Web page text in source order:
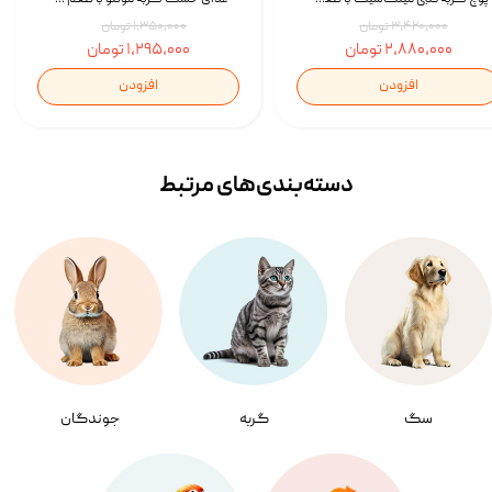
۱,۳۵۰,۰۰۰ تومان
۱,۲۹۵,۰۰۰ تومان
افزودن
۳,۴۲۰,۰۰۰ تومان
۲,۸۸۰,۰۰۰ تومان
افزودن
سگ گربه جوندگان
دسته‌بندی‌‌های مرتبط